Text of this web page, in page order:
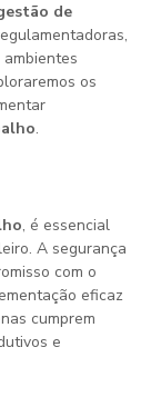
de
os
.
, é essencial
A segurança
com o
eficaz
cumprem
e